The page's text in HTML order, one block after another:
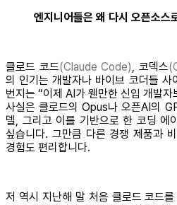
엔지니어들은 왜 다시 오픈소스
클로드 코드(Claude Code), 코덱스
의 인기는 개발자나 바이브 코더들 사
번지는 “이제 AI가 웬만한 신입 개발
사실은 클로드의 Opus나 오픈AI의
델, 그리고 이를 기반으로 한 코딩 에
싶습니다. 그만큼 다른 경쟁 제품과
경험도 편리합니다.
저 역시 지난해 말 처음 클로드 코드